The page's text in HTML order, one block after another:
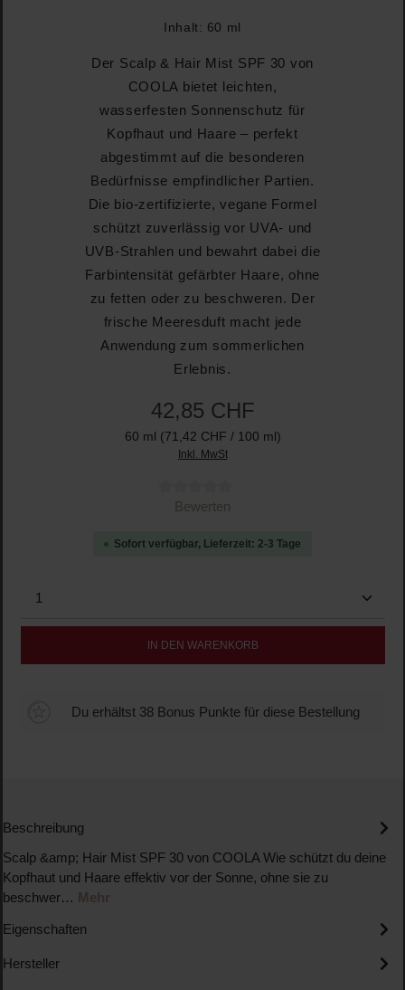
Inhalt: 60 ml
Der Scalp & Hair Mist SPF 30 von
COOLA bietet leichten,
wasserfesten Sonnenschutz für
Kopfhaut und Haare – perfekt
abgestimmt auf die besonderen
Bedürfnisse empfindlicher Partien.
Die bio-zertifizierte, vegane Formel
schützt zuverlässig vor UVA- und
UVB-Strahlen und bewahrt dabei die
Farbintensität gefärbter Haare, ohne
zu fetten oder zu beschweren. Der
frische Meeresduft macht jede
Anwendung zum sommerlichen
Erlebnis.
42,85 CHF
60 ml (71,42 CHF / 100 ml)
Inkl. MwSt
Durchschnittliche Bewertung von 0 von 5 Sternen
Bewerten
Sofort verfügbar, Lieferzeit: 2-3 Tage
Produkt Anzahl: Gib den gewünschten Wert ein
IN DEN WARENKORB
Du erhältst 38 Bonus Punkte für diese Bestellung
Beschreibung
Scalp &amp; Hair Mist SPF 30 von COOLA Wie schützt du deine
Kopfhaut und Haare effektiv vor der Sonne, ohne sie zu
beschwer… Mehr
Eigenschaften
Hersteller